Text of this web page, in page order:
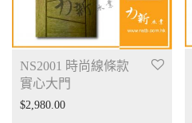
NS2001 時尚線條款
實心大門
$2,980.00